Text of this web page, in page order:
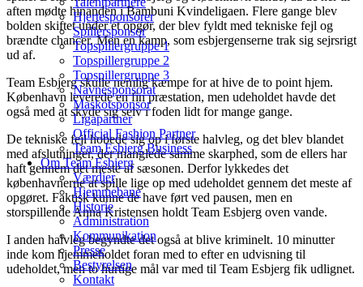
Hjertesponsorer
Spillersponsor
Topspillergruppe 1
Topspillergruppe 2
Topspillergruppe 3
Navnesponsorat
Maskotsponsor
Ligapartner
Official Fashion Partner
Team Esbjerg Business
Om Team Esbjerg
Værdier
Hjemmebane
Historie
Administration
Kommunikation
Presse
Bestyrelsen
Kontakt
aften mødte hinanden i Bambuni Kvindeligaen. Flere gange blev
bolden skiftet under et opgør, der blev fyldt med tekniske fejl og
brændte chancer. Men en kamp, som esbjergenserne trak sig sejrsrigt
ud af.
Team Esbjerg skulle nemlig kæmpe for at hive de to point hjem.
København leverede en fin præstation, men udeholdet havde det
også med at skyde sig selv i foden lidt for mange gange.
De tekniske fejl hobede sig op i første halvleg, og det blev blandet
med afslutninger, der manglede samme skarphed, som de ellers har
haft gennem det meste af sæsonen. Derfor lykkedes det
københavnerne at spille lige op med udeholdet gennem det meste af
opgøret. Faktisk kunne de have ført ved pausen, men en
storspillende Anna Kristensen holdt Team Esbjerg oven vande.
I anden halvleg begyndte det også at blive kriminelt. 10 minutter
inde kom hjemmeholdet foran med to efter en udvisning til
udeholdet, men to hurtige mål var med til Team Esbjerg fik udlignet.